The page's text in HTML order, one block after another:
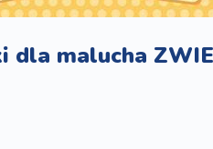
dla malucha